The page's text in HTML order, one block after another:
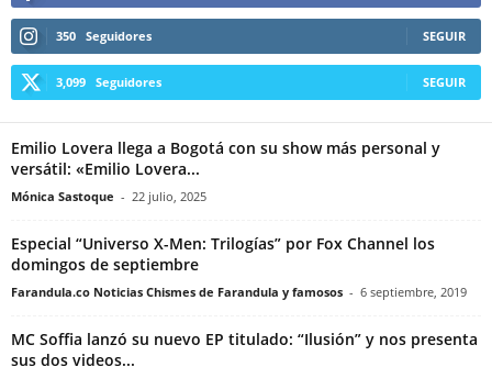
350 Seguidores SEGUIR
3,099 Seguidores SEGUIR
Emilio Lovera llega a Bogotá con su show más personal y
versátil: «Emilio Lovera...
Mónica Sastoque - 22 julio, 2025
Especial “Universo X-Men: Trilogías” por Fox Channel los
domingos de septiembre
Farandula.co Noticias Chismes de Farandula y famosos - 6 septiembre, 2019
MC Soffia lanzó su nuevo EP titulado: “Ilusión” y nos presenta
sus dos videos...